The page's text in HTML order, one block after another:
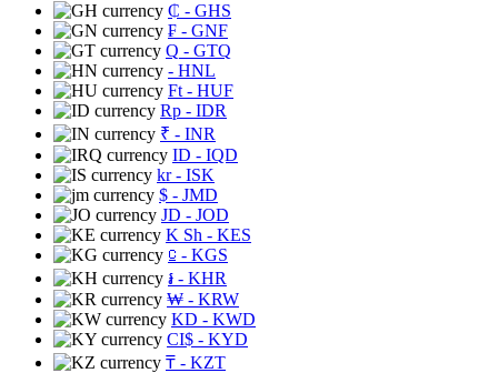
₵ - GHS
₣ - GNF
Q - GTQ
- HNL
Ft - HUF
Rp - IDR
₹ - INR
ID - IQD
kr- ISK
$ - JMD
JD - JOD
K Sh - KES
⃀ - KGS
៛ - KHR
₩ - KRW
KD - KWD
CI$ - KYD
₸ - KZT